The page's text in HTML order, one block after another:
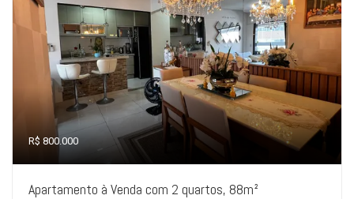
R$ 800.000
Apartamento à Venda com 2 quartos, 88m²